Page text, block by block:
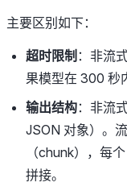
主要区别如下：
超时限制 ：非流
果模型在 300 秒
输出结构：非流
JSON 对象）。
（chunk），每
拼接。